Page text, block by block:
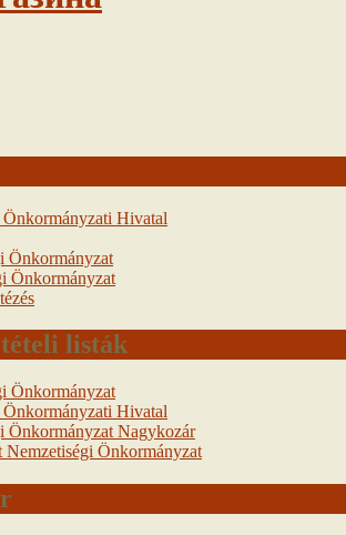
Hivatal
Önkormányzat
Önkormányzat
listák
Önkormányzat
Hivatal
Önkormányzat Nagykozár
Önkormányzat